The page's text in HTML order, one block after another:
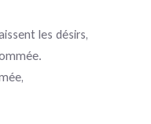
les désirs,